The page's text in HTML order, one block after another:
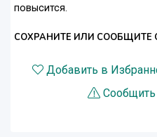
повысится.
СОХРАНИТЕ ИЛИ СООБЩИТЕ
Добавить в